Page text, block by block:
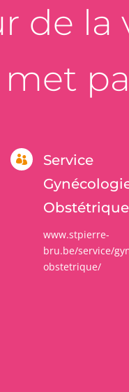
de la
met

Service
Obstétrique
www.stpierre-
bru.be/service/
obstetrique/